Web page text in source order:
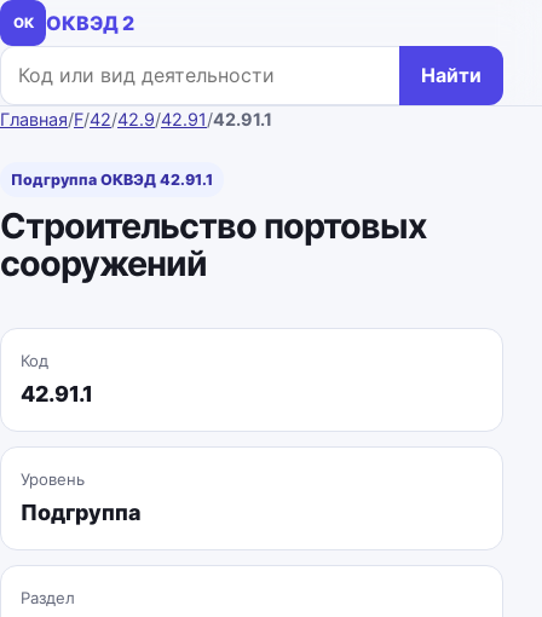
ОК
ОКВЭД 2
Поиск по коду или названию
Найти
Главная/F/42/42.9/42.91/42.91.1
Подгруппа ОКВЭД 42.91.1
Строительство портовых
сооружений
Код
42.91.1
Уровень
Подгруппа
Раздел